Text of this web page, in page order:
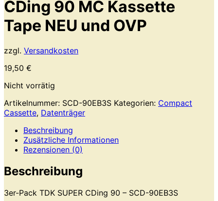
CDing 90 MC Kassette
Tape NEU und OVP
zzgl. Versandkosten
19,50 €
Nicht vorrätig
Artikelnummer: SCD-90EB3S Kategorien: Compact
Cassette, Datenträger
Beschreibung
Zusätzliche Informationen
Rezensionen (0)
Beschreibung
3er-Pack TDK SUPER CDing 90 – SCD-90EB3S